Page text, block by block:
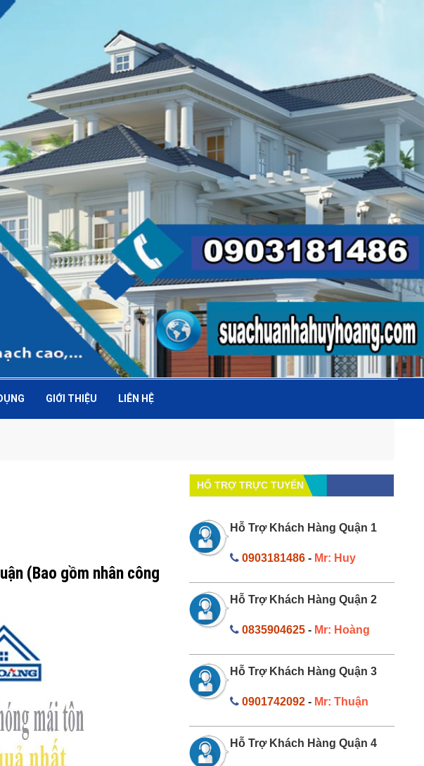
GIỚI THIỆU LIÊN HỆ
(Bao gồm nhân công
HỔ TRỢ TRỰC TUYẾN
Hỗ Trợ Khách Hàng Quận 1
0903181486 - Mr: Huy
Hỗ Trợ Khách Hàng Quận 2
0835904625 - Mr: Hoàng
Hỗ Trợ Khách Hàng Quận 3
0901742092 - Mr: Thuận
Hỗ Trợ Khách Hàng Quận 4